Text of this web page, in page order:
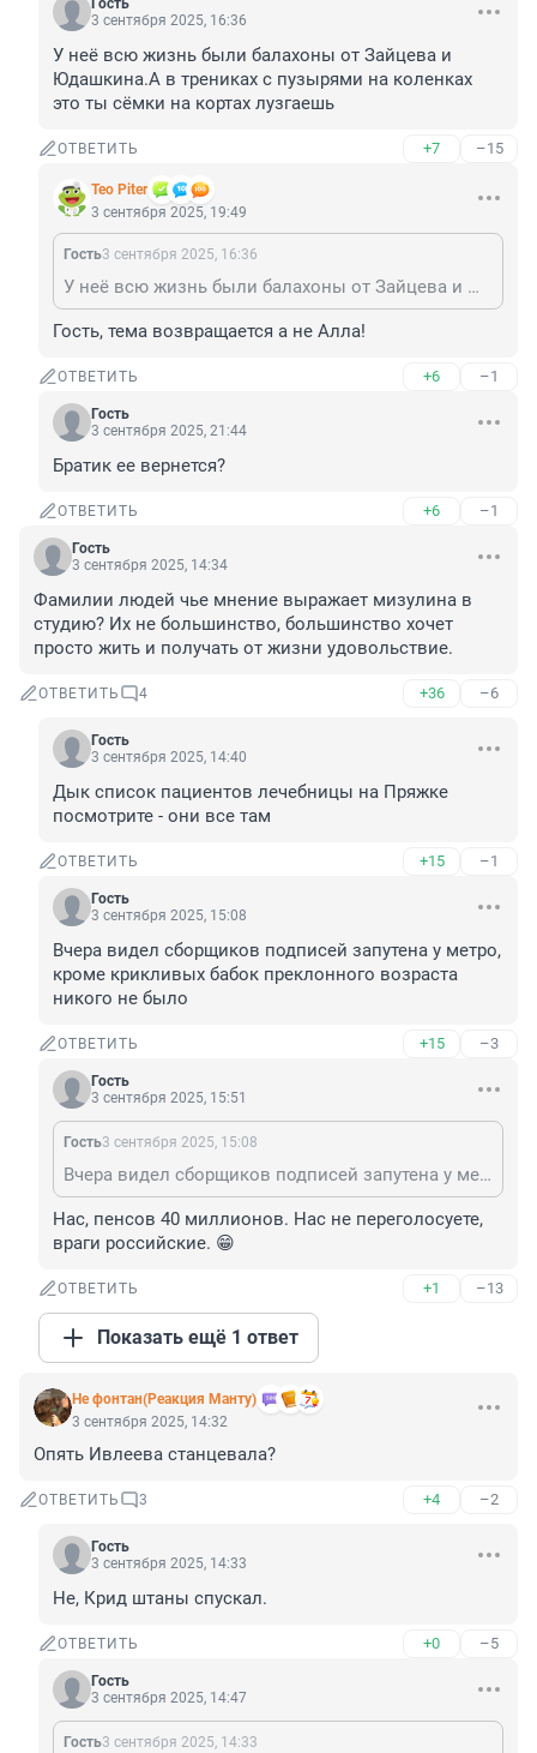
Гость
3 сентября 2025, 16:36
У неё всю жизнь были балахоны от Зайцева и
Юдашкина.А в трениках с пузырями на коленках
это ты сёмки на кортах лузгаешь
ОТВЕТИТЬ +7 –15
Teo Piter
3 сентября 2025, 19:49
Гость3 сентября 2025, 16:36
У неё всю жизнь были балахоны от Зайцева и Юдашкина.А в трениках с пузырями на коленках это ты сёмки на кортах лузгаешь
Гость, тема возвращается а не Алла!
ОТВЕТИТЬ +6 –1
Гость
3 сентября 2025, 21:44
Братик ее вернется?
ОТВЕТИТЬ +6 –1
Гость
3 сентября 2025, 14:34
Фамилии людей чье мнение выражает мизулина в
студию? Их не большинство, большинство хочет
просто жить и получать от жизни удовольствие.
ОТВЕТИТЬ 4 +36 –6
Гость
3 сентября 2025, 14:40
Дык список пациентов лечебницы на Пряжке
посмотрите - они все там
ОТВЕТИТЬ +15 –1
Гость
3 сентября 2025, 15:08
Вчера видел сборщиков подписей запутена у метро,
кроме крикливых бабок преклонного возраста
никого не было
ОТВЕТИТЬ +15 –3
Гость
3 сентября 2025, 15:51
Гость3 сентября 2025, 15:08
Вчера видел сборщиков подписей запутена у метро, кроме крикливых бабок преклонного возраста никого не было
Нас, пенсов 40 миллионов. Нас не переголосуете,
враги российские. 😁
ОТВЕТИТЬ +1 –13
Показать ещё 1 ответ
Не фонтан(Реакция Манту)
3 сентября 2025, 14:32
Опять Ивлеева станцевала?
ОТВЕТИТЬ 3 +4 –2
Гость
3 сентября 2025, 14:33
Не, Крид штаны спускал.
ОТВЕТИТЬ +0 –5
Гость
3 сентября 2025, 14:47
Гость3 сентября 2025, 14:33